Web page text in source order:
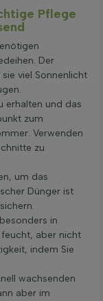
Pflege
Der
viel Sonnenlicht
erhalten und das
zum
Verwenden
zu
um das
Dünger ist
in
aber nicht
indem Sie
wachsenden
aber im